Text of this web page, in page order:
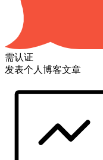
需认证
发表个人博客文章